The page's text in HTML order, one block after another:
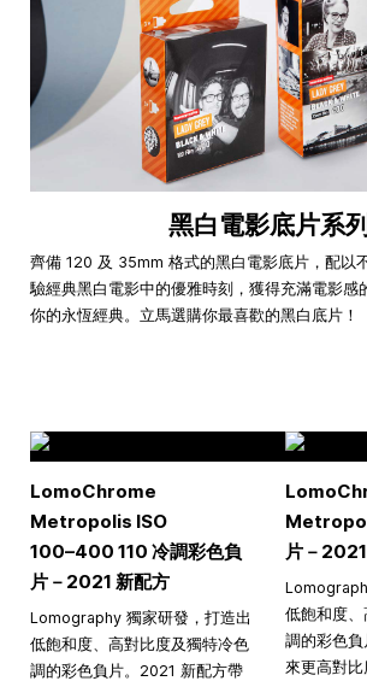
黑白電影底片系
齊備 120 及 35mm 格式的黑白電影底片，配以
驗經典黑白電影中的優雅時刻，獲得充滿電影感
你的永恆經典。立馬選購你最喜歡的黑白底片！
LomoChrome
Metropolis ISO
100–400 110 冷調彩色負
片－2021 新配方
Lomography 獨家研發，打造出
低飽和度、高對比度及獨特冷色
調的彩色負片。2021 新配方帶
片－
低飽和度
調的彩色
來更高對